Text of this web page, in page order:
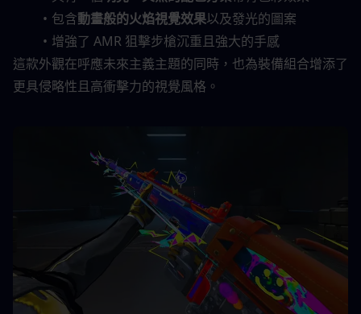
包含動畫般的火焰視覺效果以及發光的圖案
增強了 AMR 狙擊步槍沉重且強大的手感
這款外觀在呼應未來主義主題的同時，也為裝備組合增添了
更具侵略性且高衝擊力的視覺風格。